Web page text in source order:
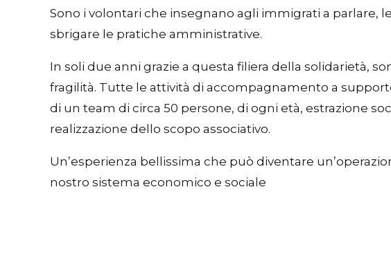
Sono i volontari che insegnano agli immigrati a parlare,
sbrigare le pratiche amministrative.
In soli due anni grazie a questa filiera della solidarietà,
fragilità. Tutte le attività di accompagnamento a
di un team di circa 50 persone, di ogni età, estrazione
realizzazione dello scopo associativo.
Un’esperienza bellissima che può diventare
nostro sistema economico e sociale